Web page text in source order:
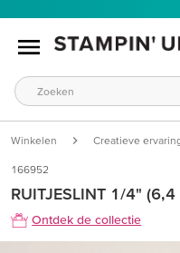
Winkelen Creatieve
166952
RUITJESLINT 1/4"
Ontdek de collectie